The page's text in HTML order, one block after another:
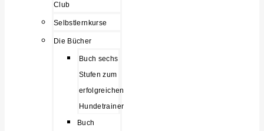
Club
Selbstlernkurse
Die Bücher
Buch sechs
Stufen zum
erfolgreichen
Hundetrainer
Buch